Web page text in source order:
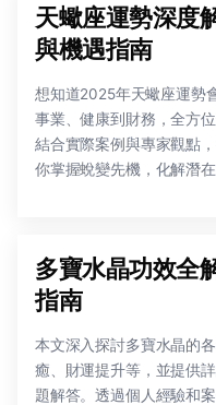
天蠍座運勢深度
與機遇指南
想知道2025年天蠍座運勢
事業、健康到財務，全方
結合實際案例與專家觀點
你掌握蛻變先機，化解潛在
多寶水晶功效全
指南
本文深入探討多寶水晶的
癒、財運提升等，並提供
題解答。透過個人經驗和